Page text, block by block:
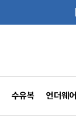
수유복 언더웨어